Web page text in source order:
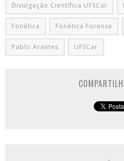
Divulgação Científica UFSCar
Fonética Fonética Forense
Pablo Arantes UFSCar